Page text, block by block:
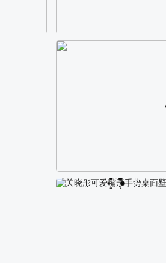
巴图 古风白衣女孩骑马壁纸